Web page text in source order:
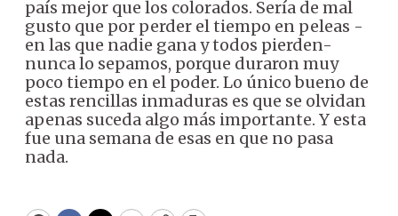
país mejor que los colorados. Sería de mal
gusto que por perder el tiempo en peleas -
en las que nadie gana y todos pierden-
nunca lo sepamos, porque duraron muy
poco tiempo en el poder. Lo único bueno de
estas rencillas inmaduras es que se olvidan
apenas suceda algo más importante. Y esta
fue una semana de esas en que no pasa
nada.